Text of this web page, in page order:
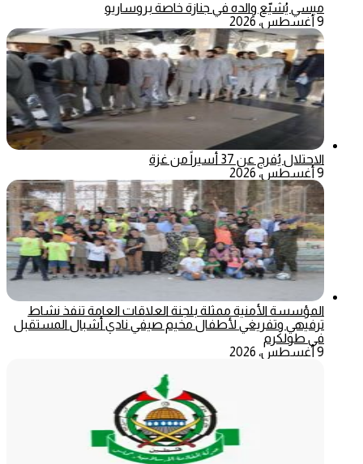
ميسي يُشيّع والده في جنازة خاصة بروساريو
9 أغسطس، 2026
الاحتلال يُفرج عن 37 أسيراً من غزة
9 أغسطس، 2026
المؤسسة الأمنية ممثلة بلجنة العلاقات العامة تنفذ نشاط
ترفيهي وتفريغي لأطفال مخيم صيفي نادي أشبال المستقبل
في طولكرم
9 أغسطس، 2026